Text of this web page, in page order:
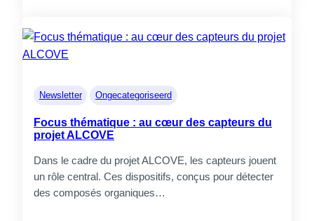
Newsletter Ongecategoriseerd
Focus thématique : au cœur des capteurs du
projet ALCOVE
Dans le cadre du projet ALCOVE, les capteurs jouent
un rôle central. Ces dispositifs, conçus pour détecter
des composés organiques…